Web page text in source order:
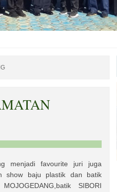
menjadi favourite juri juga
show baju plastik dan batik
SIBORI